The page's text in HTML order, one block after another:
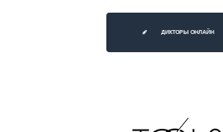
ДИКТОРЫ ОНЛАЙН